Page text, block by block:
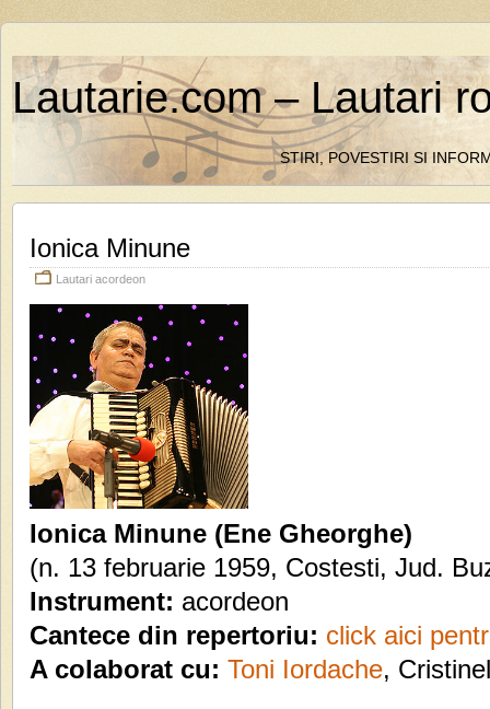
Lautarie.com – Lautari
STIRI, POVESTIRI SI
Ionica Minune
Lautari acordeon
Ionica Minune (Ene Gheorghe)
(n. 13 februarie 1959, Costesti, Jud.
Instrument: acordeon
Cantece din repertoriu: click aici
A colaborat cu: Toni Iordache,